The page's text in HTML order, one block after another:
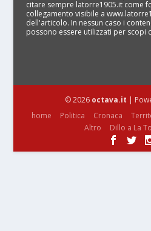
citare sempre latorre1905.it come
collegamento visibile a
dell'articolo. In nessun caso i
possono essere utilizzati per scopi
© 2026 octava.it |
home
Politica Cronaca
Altro
Dillo a La